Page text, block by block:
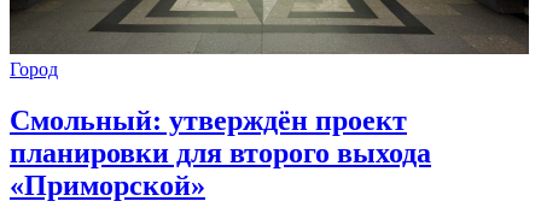
Город
Смольный: утверждён проект
планировки для второго выхода
«Приморской»